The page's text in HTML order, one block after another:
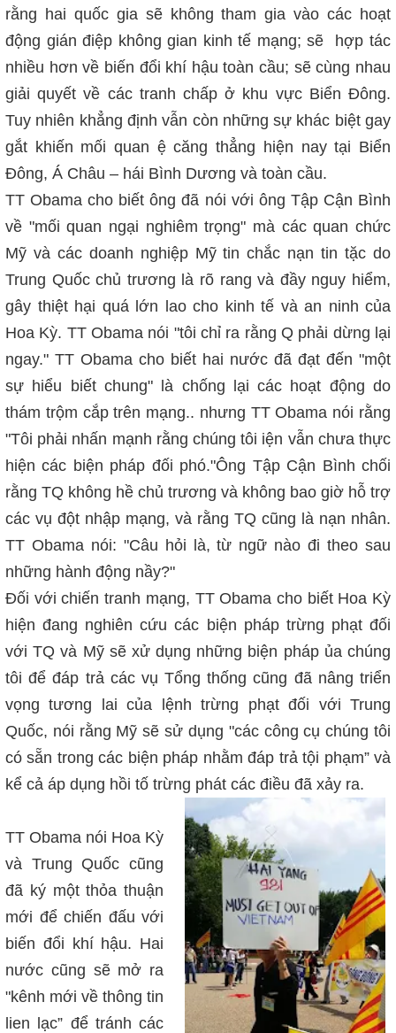
rằng hai quốc gia sẽ không tham gia vào các hoạt
động gián điệp không gian kinh tế mạng; sẽ hợp tác
nhiều hơn về biến đổi khí hậu toàn cầu; sẽ cùng nhau
giải quyết về các tranh chấp ở khu vực Biển Đông.
Tuy nhiên khẳng định vẫn còn những sự khác biệt gay
gắt khiến mối quan ệ căng thẳng hiện nay tại Biển
Đông, Á Châu – hái Bình Dương và toàn cầu.
TT Obama cho biết ông đã nói với ông Tập Cận Bình
về "mối quan ngại nghiêm trọng" mà các quan chức
Mỹ và các doanh nghiệp Mỹ tin chắc nạn tin tặc do
Trung Quốc chủ trương là rõ rang và đầy nguy hiểm,
gây thiệt hại quá lớn lao cho kinh tế và an ninh của
Hoa Kỳ. TT Obama nói "tôi chỉ ra rằng Q phải dừng lại
ngay." TT Obama cho biết hai nước đã đạt đến "một
sự hiểu biết chung" là chống lại các hoạt động do
thám trộm cắp trên mạng.. nhưng TT Obama nói rằng
"Tôi phải nhấn mạnh rằng chúng tôi iện vẫn chưa thực
hiện các biện pháp đối phó."Ông Tập Cận Bình chối
rằng TQ không hề chủ trương và không bao giờ hỗ trợ
các vụ đột nhập mạng, và rằng TQ cũng là nạn nhân.
TT Obama nói: "Câu hỏi là, từ ngữ nào đi theo sau
những hành động nầy?"
Đối với chiến tranh mạng, TT Obama cho biết Hoa Kỳ
hiện đang nghiên cứu các biện pháp trừng phạt đối
với TQ và Mỹ sẽ xử dụng những biện pháp ủa chúng
tôi để đáp trả các vụ Tổng thống cũng đã nâng triển
vọng tương lai của lệnh trừng phạt đối với Trung
Quốc, nói rằng Mỹ sẽ sử dụng "các công cụ chúng tôi
có sẵn trong các biện pháp nhằm đáp trả tội phạm” và
kể cả áp dụng hồi tố trừng phát các điều đã xảy ra.
TT Obama nói Hoa Kỳ
và Trung Quốc cũng
đã ký một thỏa thuận
mới để chiến đấu với
biến đổi khí hậu. Hai
nước cũng sẽ mở ra
"kênh mới về thông tin
lien lạc” để tránh các